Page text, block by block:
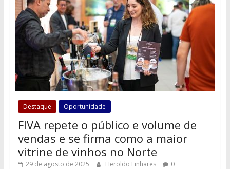
Destaque Oportunidade
FIVA repete o público e volume de
vendas e se firma como a maior
vitrine de vinhos no Norte
29 de agosto de 2025 Heroldo Linhares 0